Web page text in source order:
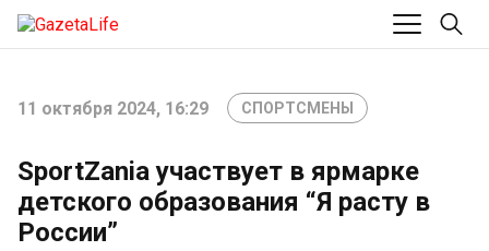
11 октября 2024, 16:29 СПОРТСМЕНЫ
SportZania участвует в ярмарке
детского образования “Я расту в
России”